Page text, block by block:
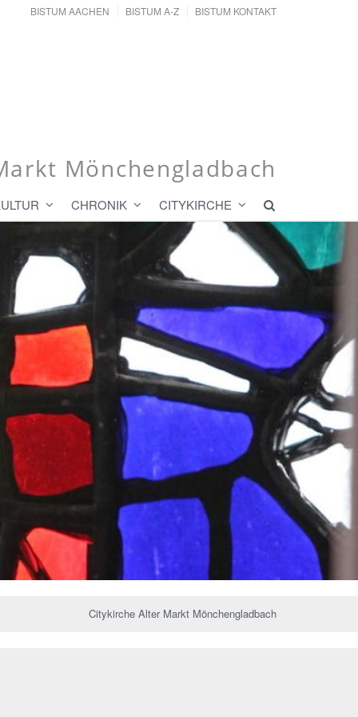
BISTUM AACHEN BISTUM A-Z BISTUM KONTAKT
Mönchengladbach
CHRONIK CITYKIRCHE
Citykirche Alter Markt Mönchengladbach